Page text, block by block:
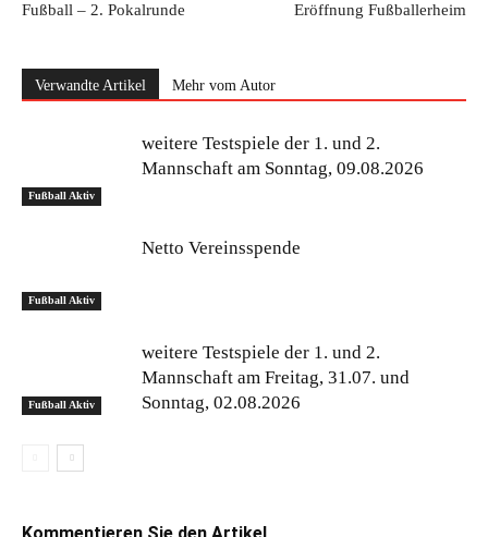
Fußball – 2. Pokalrunde Eröffnung Fußballerheim
Verwandte Artikel Mehr vom Autor
Fußball Aktiv
weitere Testspiele der 1. und 2.
Mannschaft am Sonntag, 09.08.2026
Fußball Aktiv
Netto Vereinsspende
Fußball Aktiv
weitere Testspiele der 1. und 2.
Mannschaft am Freitag, 31.07. und
Sonntag, 02.08.2026